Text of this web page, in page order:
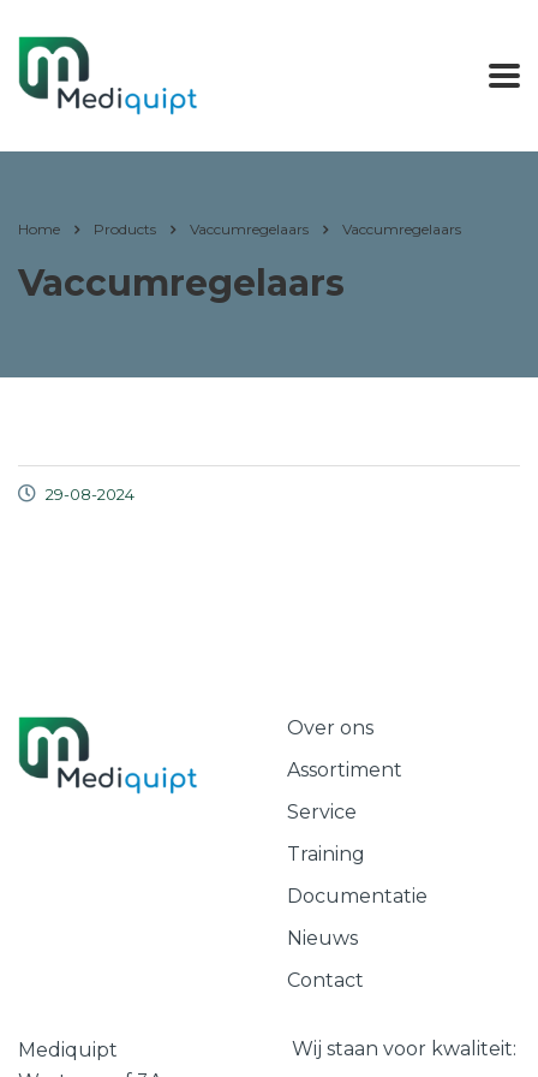
Home Products Vaccumregelaars Vaccumregelaars
Vaccumregelaars
29-08-2024
Over ons
Assortiment
Service
Training
Documentatie
Nieuws
Contact
Mediquipt
Wij staan voor kwaliteit: